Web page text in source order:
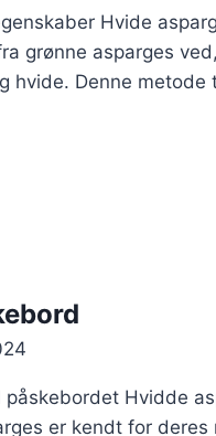
Hvide
grønne asparges
hvide. Denne
Hvidde
er kendt for